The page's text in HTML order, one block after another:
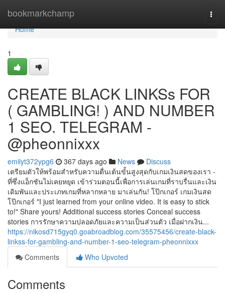
bookmarkchamp
Home
Home
1
CREATE BLACK LINKSs FOR
( GAMBLING! ) AND NUMBER
1 SEO. TELEGRAM -
@pheonnixxx
emilyt372ypg6 367 days ago News
Discuss
เตรียมตัวให้พร้อมสำหรับความตื่นเต้นขั้นสูงสุดกับเกมเงินสดของเรา -
ที่ซึ่งแอ็กชันไม่เคยหยุด เข้าร่วมตอนนี้เพื่อการเล่นเกมที่ราบรื่นและเงิน
เดิมพันและประเภทเกมที่หลากหลาย มาเล่นกัน! โป๊กเกอร์ เกมเงินสด
โป๊กเกอร์ "I just learned from your online video. It is easy to stick
to!" Share yours! Additional success stories Conceal success
stories การรักษาความปลอดภัยและความเป็นส่วนตัว เมื่อฝากเงิน...
https://nikosd715gyq0.goabroadblog.com/35575456/create-black-
linkss-for-gambling-and-number-1-seo-telegram-pheonnixxx
Comments
Who Upvoted
Comments